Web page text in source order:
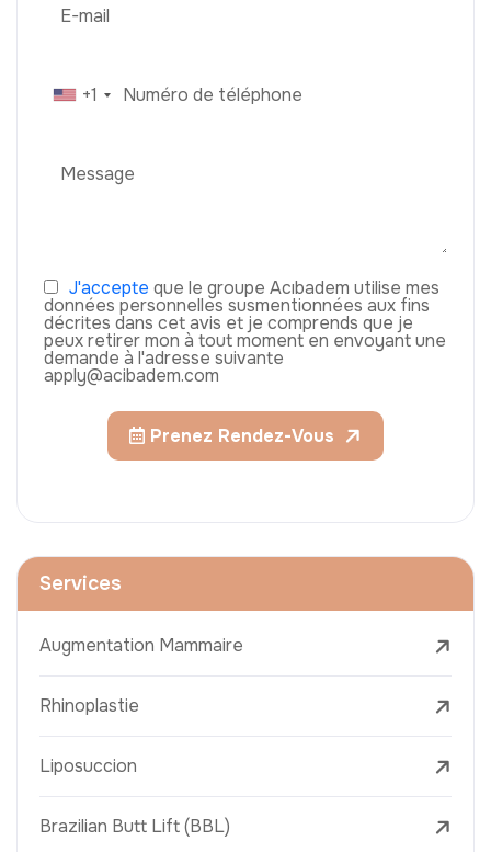
+1
J'accepte que le groupe Acıbadem utilise mes
données personnelles susmentionnées aux fins
décrites dans cet avis et je comprends que je
peux retirer mon à tout moment en envoyant une
demande à l'adresse suivante
apply@acibadem.com
Prenez Rendez-Vous
Services
Augmentation Mammaire
Rhinoplastie
Liposuccion
Brazilian Butt Lift (BBL)